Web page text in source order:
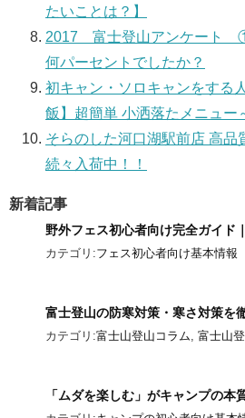
たいことは？】
2017 富士登山アンケート ①
何パーセントでしたか？
初キャン・ソロキャンをする
飯】超簡単 小洒落たメニュー
そらのした河口湖駅前店 高品
続々入荷中！！
新着記事
野外フェス初心者向け完全ガイド
カテゴリ:フェス初心者向け基本情報
富士登山の防寒対策・寒さ対策を
カテゴリ:富士山登山コラム, 富士山
「ムダを楽しむ」がキャンプの